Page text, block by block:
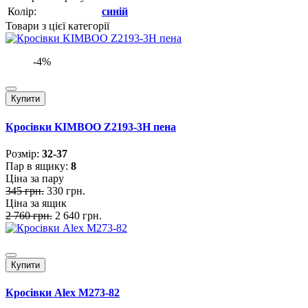
Колір:
синій
Товари з цієї категорії
-4%
Купити
Кросівки KIMBOO Z2193-3H пена
Розмiр: 32-37
Пар в ящику: 8
Ціна за пару
345 грн. 330 грн.
Ціна за ящик
2 760 грн. 2 640 грн.
Купити
Кросівки Alex M273-82